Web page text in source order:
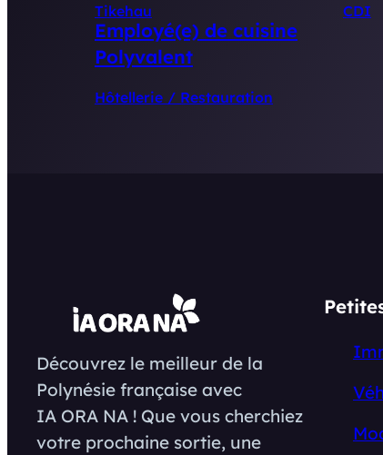
Tikehau CDI
Employé(e) de cuisine
Polyvalent
Hôtellerie / Restauration
Découvrez le meilleur de la
Polynésie française avec
IA ORA NA ! Que vous cherchiez
votre prochaine sortie, une